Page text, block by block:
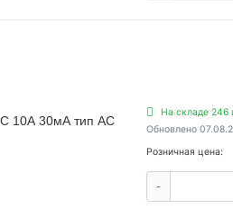
10А 30мА тип AC
На складе 246
Обновлено
Розничная цена:
-